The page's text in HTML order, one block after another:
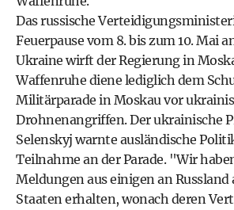
Das russische
Feuerpause vom 8. bis zum 10. Mai
Ukraine wirft der Regierung in
Waffenruhe diene lediglich dem
Militärparade in Moskau vor
Drohnenangriffen. Der ukrainische
Selenskyj warnte ausländische
Teilnahme an der Parade. "Wir
Meldungen aus einigen an Russland
Staaten erhalten, wonach deren